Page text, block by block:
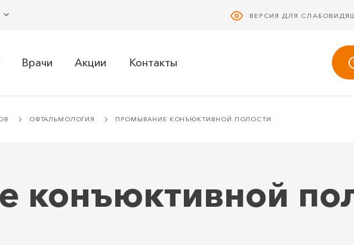
ВЕРСИЯ ДЛЯ
Врачи Акции Контакты
ОФТАЛЬМОЛОГИЯ ПРОМЫВАНИЕ КОНЪЮКТИВНОЙ ПОЛОСТИ
конъюктивной